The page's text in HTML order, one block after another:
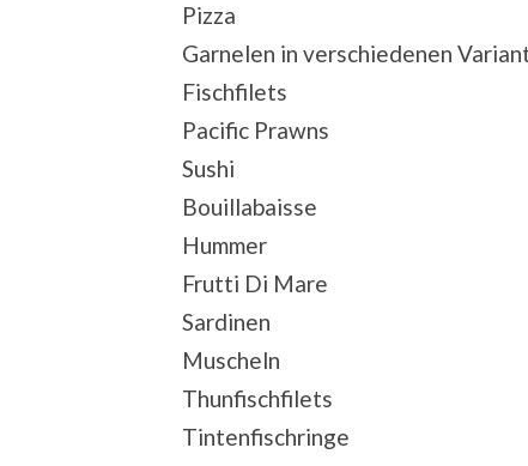
Pizza
Garnelen in verschiedenen
Fischfilets
Pacific Prawns
Sushi
Bouillabaisse
Hummer
Frutti Di Mare
Sardinen
Muscheln
Thunfischfilets
Tintenfischringe